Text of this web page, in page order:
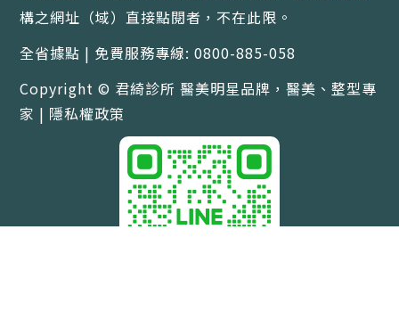
構之網址（域）直接點閱者，不在此限。
全省據點 | 免費服務專線: 0800-885-058
Copyright © 君綺診所 醫美明星品牌，醫美、整型專
家 | 隱私權政策